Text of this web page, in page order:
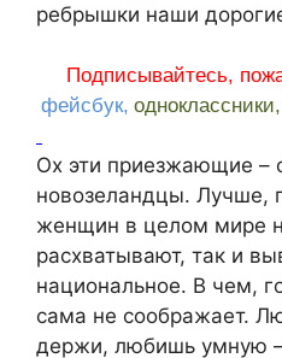
ребрышки наши
Подписывайтесь,
фейсбук, одноклассники,
Ох эти приезжающие –
новозеландцы. Лучше,
женщин в целом мире
расхватывают, так и
национальное. В чем,
сама не соображает.
держи, любишь умную